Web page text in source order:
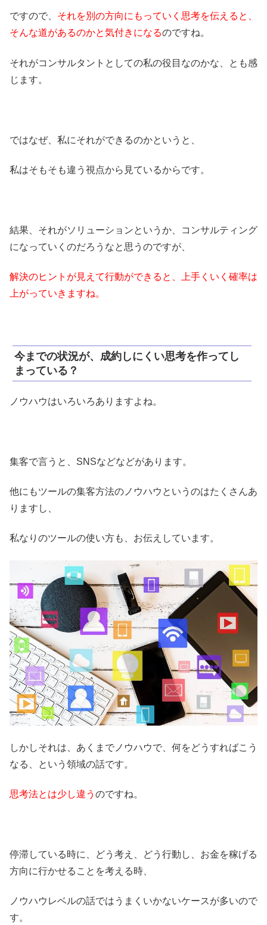
ですので、 それを別の方向にもっていく思考を伝えると、
そんな道があるのかと気付きになるのですね。
それがコンサルタントとしての私の役目なのかな、とも感
じます。
ではなぜ、私にそれができるのかというと、
私はそもそも違う視点から見ているからです。
結果、それがソリューションというか、コンサルティング
になっていくのだろうなと思うのですが、
解決のヒントが見えて行動ができると、上手くいく確率は
上がっていきますね。
今までの状況が、成約しにくい思考を作ってし
まっている？
ノウハウはいろいろありますよね。
集客で言うと、SNSなどなどがあります。
他にもツールの集客方法のノウハウというのはたくさんあ
りますし、
私なりのツールの使い方も、お伝えしています。
しかしそれは、あくまでノウハウで、何をどうすればこう
なる、という領域の話です。
思考法とは少し違う のですね。
停滞している時に、どう考え、どう行動し、お金を稼げる
方向に行かせることを考える時、
ノウハウレベルの話ではうまくいかないケースが多いので
す。